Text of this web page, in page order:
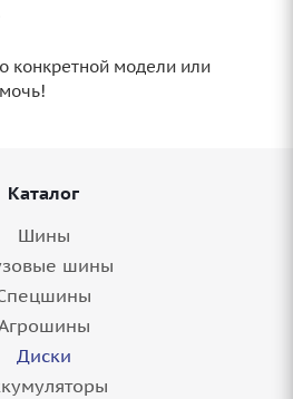
конкретной модели или
Каталог
Шины
шины
Диски